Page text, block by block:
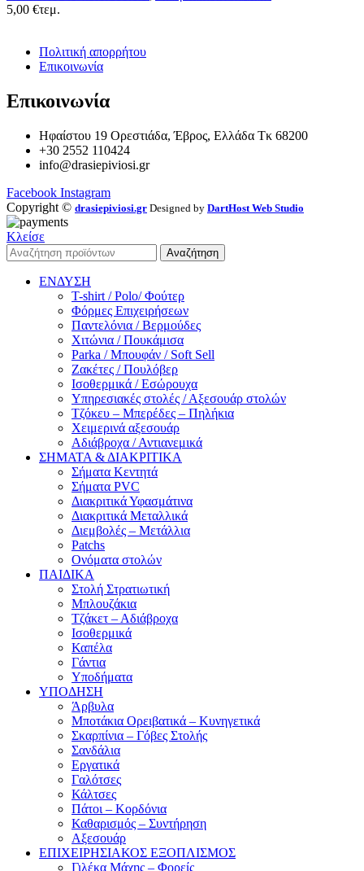
5,00 €τεμ.
Πολιτική απορρήτου
Επικοινωνία
Επικοινωνία
Ηφαίστου 19 Ορεστιάδα, Έβρος, Ελλάδα Τκ 68200
+30 2552 110424
info@drasiepiviosi.gr
Facebook Instagram
Copyright © drasiepiviosi.gr Designed by DartHost Web Studio
Κλείσε
Αναζήτηση
ΕΝΔΥΣΗ
T-shirt / Polo/ Φούτερ
Φόρμες Επιχειρήσεων
Παντελόνια / Βερμούδες
Χιτώνια / Πουκάμισα
Parka / Μπουφάν / Soft Sell
Ζακέτες / Πουλόβερ
Ισοθερμικά / Εσώρουχα
Υπηρεσιακές στολές / Αξεσουάρ στολών
Τζόκευ – Μπερέδες – Πηλήκια
Χειμερινά αξεσουάρ
Αδιάβροχα / Αντιανεμικά
ΣΗΜΑΤΑ & ΔΙΑΚΡΙΤΙΚΑ
Σήματα Κεντητά
Σήματα PVC
Διακριτικά Υφασμάτινα
Διακριτικά Μεταλλικά
Διεμβολές – Μετάλλια
Patchs
Ονόματα στολών
ΠΑΙΔΙΚΑ
Στολή Στρατιωτική
Μπλουζάκια
Τζάκετ – Αδιάβροχα
Ισοθερμικά
Καπέλα
Γάντια
Υποδήματα
ΥΠΟΔΗΣΗ
Άρβυλα
Μποτάκια Ορειβατικά – Κυνηγετικά
Σκαρπίνια – Γόβες Στολής
Σανδάλια
Εργατικά
Γαλότσες
Κάλτσες
Πάτοι – Κορδόνια
Καθαρισμός – Συντήρηση
Αξεσουάρ
ΕΠΙΧΕΙΡΗΣΙΑΚΟΣ ΕΞΟΠΛΙΣΜΟΣ
Γιλέκα Μάχης – Φορείς